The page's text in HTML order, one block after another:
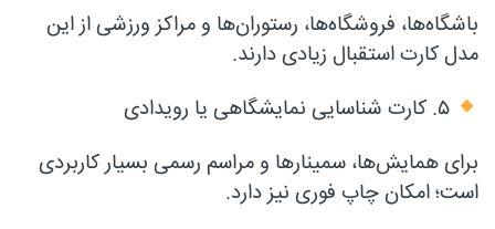
باشگاه‌ها، فروشگاه‌ها، رستوران‌ها و مراکز ورزشی از این
مدل کارت استقبال زیادی دارند.
۵. کارت شناسایی نمایشگاهی یا رویدادی
برای همایش‌ها، سمینارها و مراسم رسمی بسیار کاربردی
است؛ امکان چاپ فوری نیز دارد.